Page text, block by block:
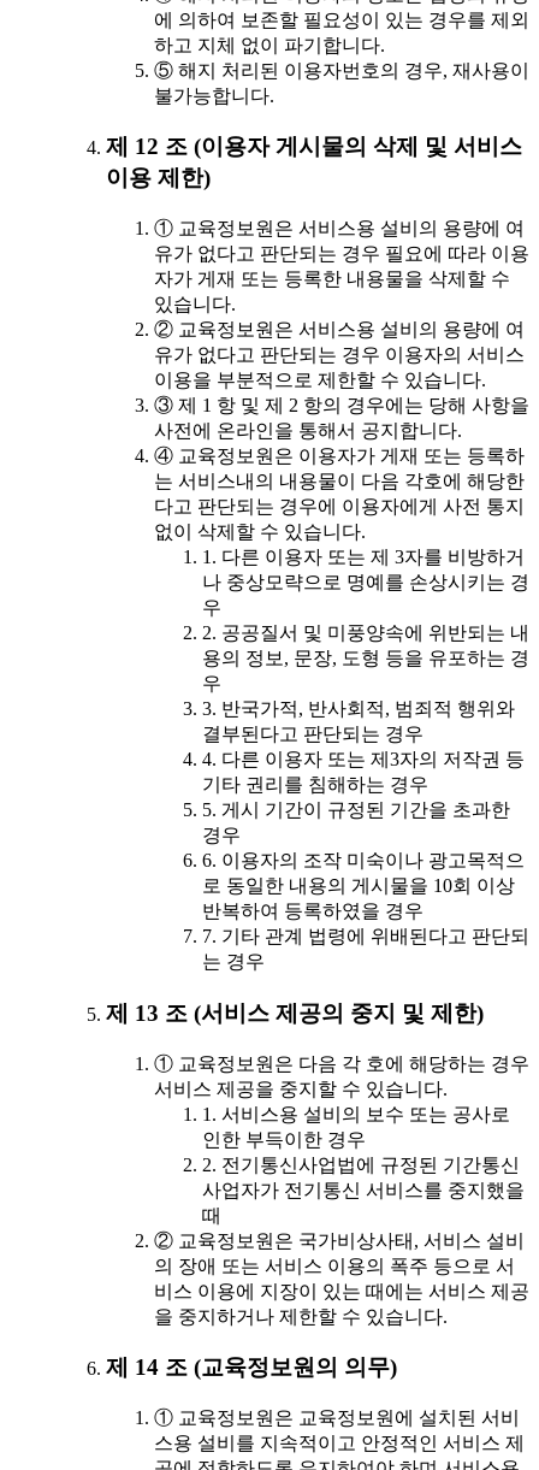
에 의하여 보존할 필요성이 있는 경우를 제외
하고 지체 없이 파기합니다.
⑤ 해지 처리된 이용자번호의 경우, 재사용이
불가능합니다.
제 12 조 (이용자 게시물의 삭제 및 서비스
이용 제한)
① 교육정보원은 서비스용 설비의 용량에 여
유가 없다고 판단되는 경우 필요에 따라 이용
자가 게재 또는 등록한 내용물을 삭제할 수
있습니다.
② 교육정보원은 서비스용 설비의 용량에 여
유가 없다고 판단되는 경우 이용자의 서비스
이용을 부분적으로 제한할 수 있습니다.
③ 제 1 항 및 제 2 항의 경우에는 당해 사항을
사전에 온라인을 통해서 공지합니다.
④ 교육정보원은 이용자가 게재 또는 등록하
는 서비스내의 내용물이 다음 각호에 해당한
다고 판단되는 경우에 이용자에게 사전 통지
없이 삭제할 수 있습니다.
1. 다른 이용자 또는 제 3자를 비방하거
나 중상모략으로 명예를 손상시키는 경
우
2. 공공질서 및 미풍양속에 위반되는 내
용의 정보, 문장, 도형 등을 유포하는 경
우
3. 반국가적, 반사회적, 범죄적 행위와
결부된다고 판단되는 경우
4. 다른 이용자 또는 제3자의 저작권 등
기타 권리를 침해하는 경우
5. 게시 기간이 규정된 기간을 초과한
경우
6. 이용자의 조작 미숙이나 광고목적으
로 동일한 내용의 게시물을 10회 이상
반복하여 등록하였을 경우
7. 기타 관계 법령에 위배된다고 판단되
는 경우
제 13 조 (서비스 제공의 중지 및 제한)
① 교육정보원은 다음 각 호에 해당하는 경우
서비스 제공을 중지할 수 있습니다.
1. 서비스용 설비의 보수 또는 공사로
인한 부득이한 경우
2. 전기통신사업법에 규정된 기간통신
사업자가 전기통신 서비스를 중지했을
때
② 교육정보원은 국가비상사태, 서비스 설비
의 장애 또는 서비스 이용의 폭주 등으로 서
비스 이용에 지장이 있는 때에는 서비스 제공
을 중지하거나 제한할 수 있습니다.
제 14 조 (교육정보원의 의무)
① 교육정보원은 교육정보원에 설치된 서비
스용 설비를 지속적이고 안정적인 서비스 제